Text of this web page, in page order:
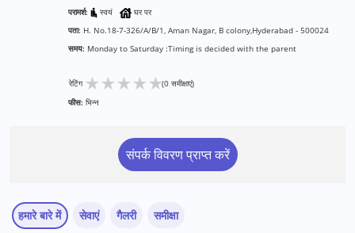
परामर्श:
स्वयं
घर पर
पता: H. No.18-7-326/A/B/1, Aman Nagar, B colony,Hyderabad - 500024
समय: Monday to Saturday :Timing is decided with the parent
रेटिंग ★★★★★(0 समीक्षाएं)
फीस: भिन्न
संपर्क विवरण प्राप्त करें
हमारे बारे में सेवाएं गैलरी समीक्षा